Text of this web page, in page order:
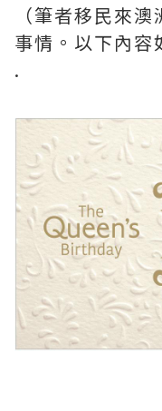
（筆者移民來
事情。以下內容
.